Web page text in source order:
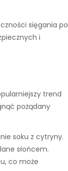
sięgania po
i
trend
pożądany
soku z cytryny.
słońcem.
co może